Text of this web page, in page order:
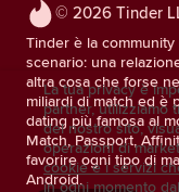
© 2026 Tinder
Tinder è la
scenario: una
altra cosa che forse
miliardi di match ed è
dating più famosa al
Match, Passport,
favorire ogni tipo di
Android.
La tua privacy è
partner, utilizziamo
del nostro sito,
operazioni di
cookie e i servizi
in ogni momento